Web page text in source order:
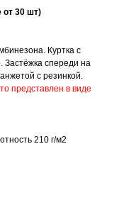
от 30 шт)
Куртка с
Застёжка спереди на
с резинкой.
представлен в виде
210 г/м2